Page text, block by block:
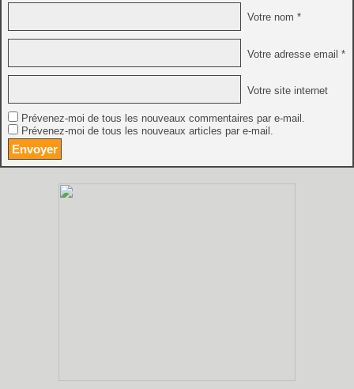
Votre nom *
Votre adresse email *
Votre site internet
Prévenez-moi de tous les nouveaux commentaires par e-mail.
Prévenez-moi de tous les nouveaux articles par e-mail.